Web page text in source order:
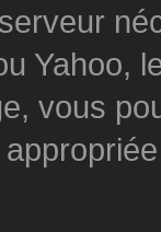
Yahoo,
vous